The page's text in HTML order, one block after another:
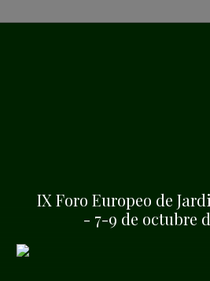
SOCIO
DEL
se unirán al
y darán apoyo al
artístico, social y
IX Foro Europeo de
- 7-9 de octubre